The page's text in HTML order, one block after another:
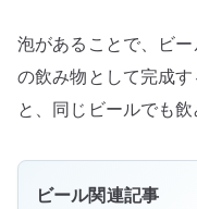
泡があることで、ビ
の飲み物として完成
と、同じビールでも
ビール関連記事